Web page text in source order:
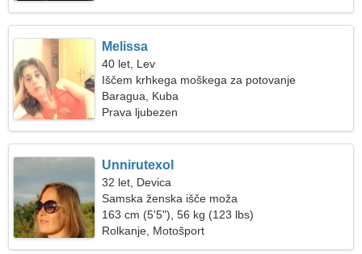
Melissa
40 let, Lev
Iščem krhkega moškega za potovanje
Baragua, Kuba
Prava ljubezen
Unnirutexol
32 let, Devica
Samska ženska išče moža
163 cm (5'5"), 56 kg (123 lbs)
Rolkanje, Motošport